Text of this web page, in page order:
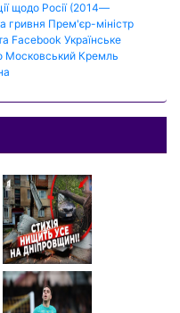
щодо Росії (2014—
гривня Прем'єр-міністр
Facebook Українське
Московський Кремль